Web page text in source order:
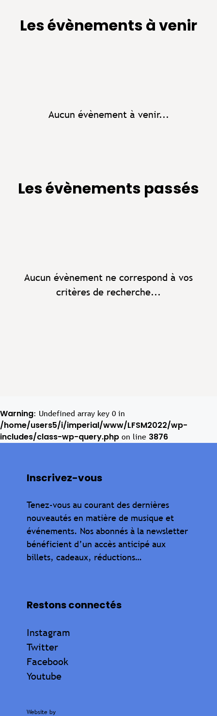
Les évènements à venir
Aucun évènement à venir...
Les évènements passés
Aucun évènement ne correspond à vos
critères de recherche...
Warning: Undefined array key 0 in
/home/users5/i/imperial/www/LFSM2022/wp-
includes/class-wp-query.php on line 3876
Inscrivez-vous
Tenez-vous au courant des dernières
nouveautés en matière de musique et
événements. Nos abonnés à la newsletter
bénéficient d’un accès anticipé aux
billets, cadeaux, réductions…
Restons connectés
Instagram
Twitter
Facebook
Youtube
Website by